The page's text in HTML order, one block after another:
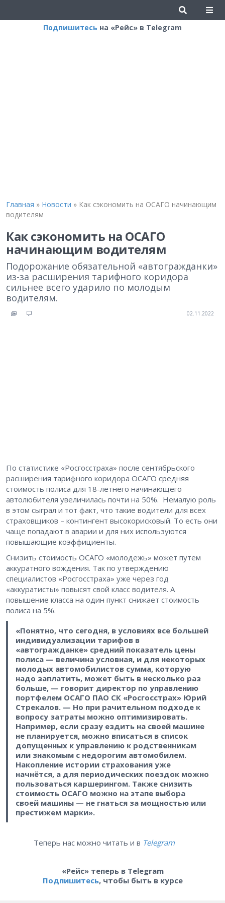
Подпишитесь на «Рейс» в Telegram
Главная » Новости » Как сэкономить на ОСАГО начинающим
водителям
Как сэкономить на ОСАГО
начинающим водителям
Подорожание обязательной «автогражданки»
из-за расширения тарифного коридора
сильнее всего ударило по молодым
водителям.
02.11.2022
По статистике «Росгосстраха» после сентябрьского
расширения тарифного коридора ОСАГО средняя
стоимость полиса для 18-летнего начинающего
автолюбителя увеличилась почти на 50%. Немалую роль
в этом сыграл и тот факт, что такие водители для всех
страховщиков – контингент высокорисковый. То есть они
чаще попадают в аварии и для них используются
повышающие коэффициенты.
Снизить стоимость ОСАГО «молодежь» может путем
аккуратного вождения. Так по утверждению
специалистов «Росгосстраха» уже через год
«аккуратисты» повысят свой класс водителя. А
повышение класса на один пункт снижает стоимость
полиса на 5%.
«Понятно, что сегодня, в условиях все большей
индивидуализации тарифов в
«автогражданке» средний показатель цены
полиса — величина условная, и для некоторых
молодых автомобилистов сумма, которую
надо заплатить, может быть в несколько раз
больше, — говорит директор по управлению
портфелем ОСАГО ПАО СК «Росгосстрах» Юрий
Стрекалов. — Но при рачительном подходе к
вопросу затраты можно оптимизировать.
Например, если сразу ездить на своей машине
не планируется, можно вписаться в список
допущенных к управлению к родственникам
или знакомым с недорогим автомобилем.
Накопление истории страхования уже
начнётся, а для периодических поездок можно
пользоваться каршерингом. Также снизить
стоимость ОСАГО можно на этапе выбора
своей машины — не гнаться за мощностью или
престижем марки».
Теперь нас можно читать и в Telegram
«Рейс» теперь в Telegram
Подпишитесь, чтобы быть в курсе